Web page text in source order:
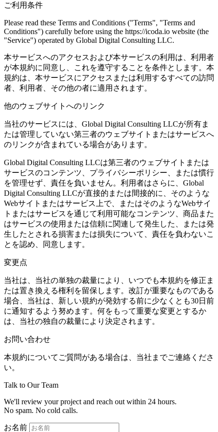
ご利用条件
Please read these Terms and Conditions ("Terms", "Terms and
Conditions") carefully before using the https://icoda.io website (the
"Service") operated by Global Digital Consulting LLC.
本サービスへのアクセスおよび本サービスの利用は、利用者
が本規約に同意し、これを遵守することを条件とします。本
規約は、本サービスにアクセスまたは利用するすべての訪問
者、利用者、その他の者に適用されます。
他のウェブサイトへのリンク
当社のサービスには、Global Digital Consulting LLCが所有ま
たは管理していない第三者のウェブサイトまたはサービスへ
のリンクが含まれている場合があります。
Global Digital Consulting LLCは第三者のウェブサイトまたは
サービスのコンテンツ、プライバシーポリシー、または慣行
を管理せず、責任を負いません。利用者はさらに、Global
Digital Consulting LLCが直接的または間接的に、そのような
Webサイトまたはサービス上で、またはそのようなWebサイ
トまたはサービスを通じて利用可能なコンテンツ、商品また
はサービスの使用または信頼に関連して発生した、または発
生したとされる損害または損失について、責任を負わないこ
とを認め、同意します。
変更点
当社は、当社の単独の裁量により、いつでも本規約を修正ま
たは置き換える権利を留保します。改訂が重要なものである
場合、当社は、新しい規約が発効する前に少なくとも30日前
に通知するよう努めます。何をもって重要な変更とするか
は、当社の独自の裁量により決定されます。
お問い合わせ
本規約についてご質問がある場合は、当社までご連絡くださ
い。
Talk to Our Team
We'll review your project and reach out within 24 hours.
No spam. No cold calls.
お名前